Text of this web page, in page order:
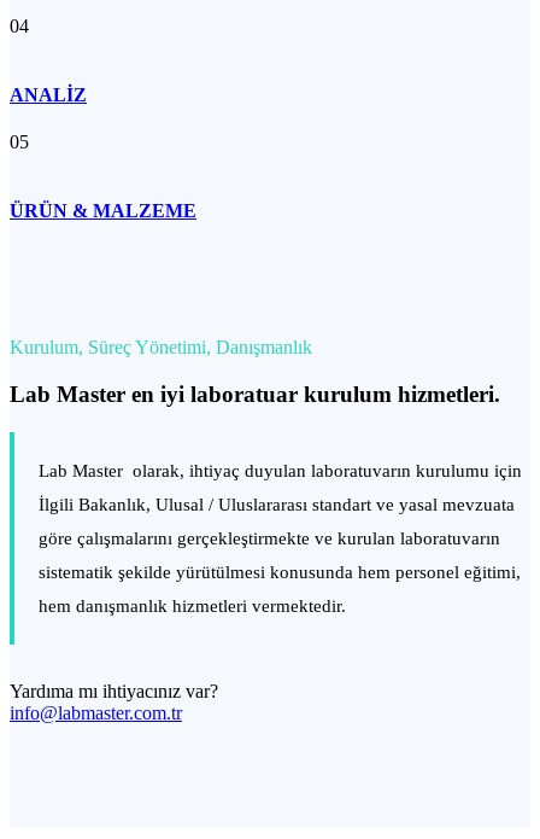
04
ANALİZ
05
ÜRÜN & MALZEME
Kurulum, Süreç Yönetimi, Danışmanlık
Lab Master en iyi laboratuar kurulum hizmetleri.
Lab Master olarak, ihtiyaç duyulan laboratuvarın kurulumu için
İlgili Bakanlık, Ulusal / Uluslararası standart ve yasal mevzuata
göre çalışmalarını gerçekleştirmekte ve kurulan laboratuvarın
sistematik şekilde yürütülmesi konusunda hem personel eğitimi,
hem danışmanlık hizmetleri vermektedir.
Yardıma mı ihtiyacınız var?
info@labmaster.com.tr